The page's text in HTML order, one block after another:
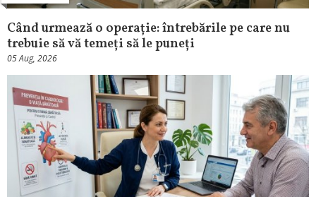
Când urmează o operație: întrebările pe care nu
trebuie să vă temeți să le puneți
05 Aug, 2026